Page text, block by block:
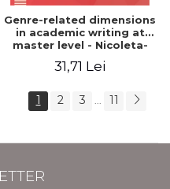
Genre-related dimensions
in academic writing at
master level - Nicoleta-
31,71 Lei
1 2 3 ... 11